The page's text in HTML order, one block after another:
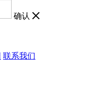
确认
联系我们